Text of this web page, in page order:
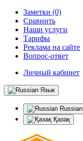
Заметки (0)
Сравнить
Наши услуги
Тарифы
Реклама на сайте
Вопрос-ответ
Личный кабинет
Язык
Russian
Қазақ